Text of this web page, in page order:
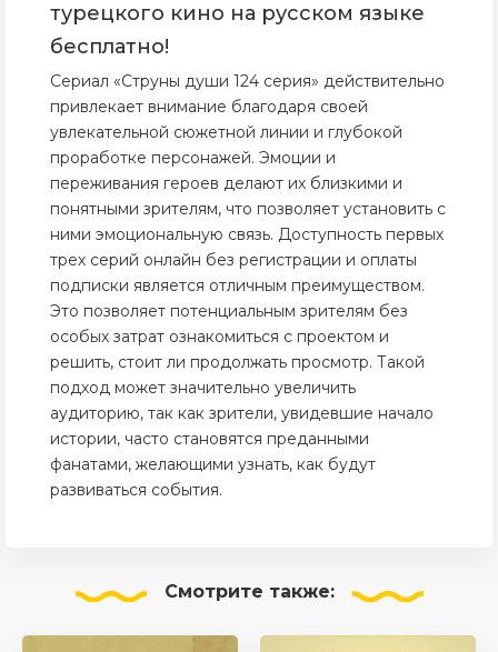
турецкого кино на русском языке
бесплатно!
Сериал «Струны души 124 серия» действительно
привлекает внимание благодаря своей
увлекательной сюжетной линии и глубокой
проработке персонажей. Эмоции и
переживания героев делают их близкими и
понятными зрителям, что позволяет установить с
ними эмоциональную связь. Доступность первых
трех серий онлайн без регистрации и оплаты
подписки является отличным преимуществом.
Это позволяет потенциальным зрителям без
особых затрат ознакомиться с проектом и
решить, стоит ли продолжать просмотр. Такой
подход может значительно увеличить
аудиторию, так как зрители, увидевшие начало
истории, часто становятся преданными
фанатами, желающими узнать, как будут
развиваться события.
Смотрите также: